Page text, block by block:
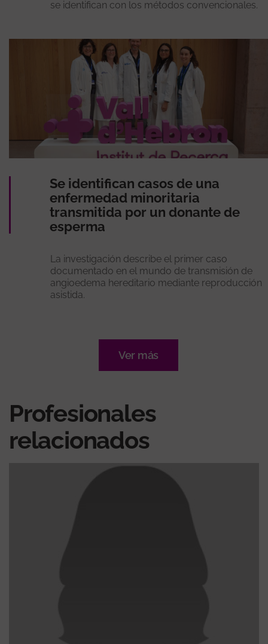
se identifican con los métodos convencionales.
Se identifican casos de una
enfermedad minoritaria
transmitida por un donante de
esperma
La investigación describe el primer caso
documentado en el mundo de transmisión de
angioedema hereditario mediante reproducción
asistida.
Ver más
Profesionales
relacionados